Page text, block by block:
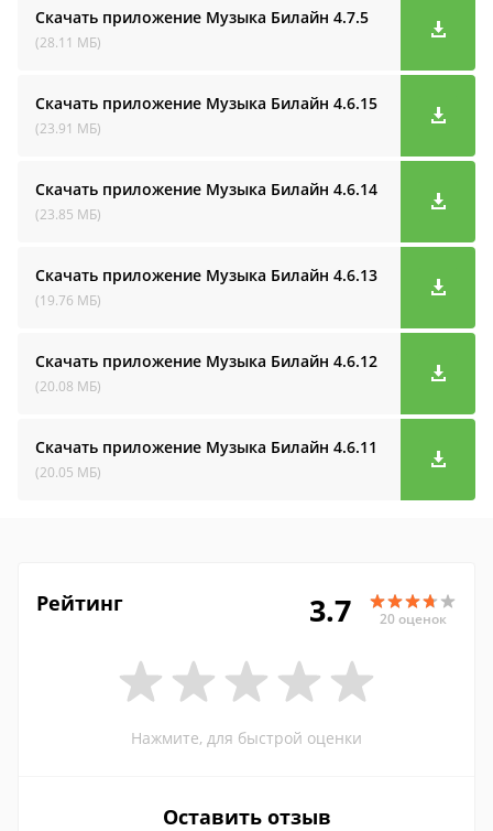
Скачать приложение Музыка Билайн 4.7.5
(28.11 МБ)
Скачать приложение Музыка Билайн 4.6.15
(23.91 МБ)
Скачать приложение Музыка Билайн 4.6.14
(23.85 МБ)
Скачать приложение Музыка Билайн 4.6.13
(19.76 МБ)
Скачать приложение Музыка Билайн 4.6.12
(20.08 МБ)
Скачать приложение Музыка Билайн 4.6.11
(20.05 МБ)
Рейтинг 3.7 20 оценок
Нажмите, для быстрой оценки
Оставить отзыв